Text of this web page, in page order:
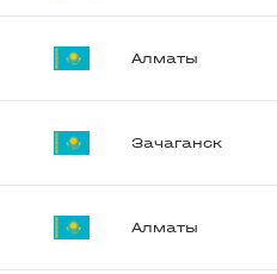
Алматы
Зачаганск
Алматы